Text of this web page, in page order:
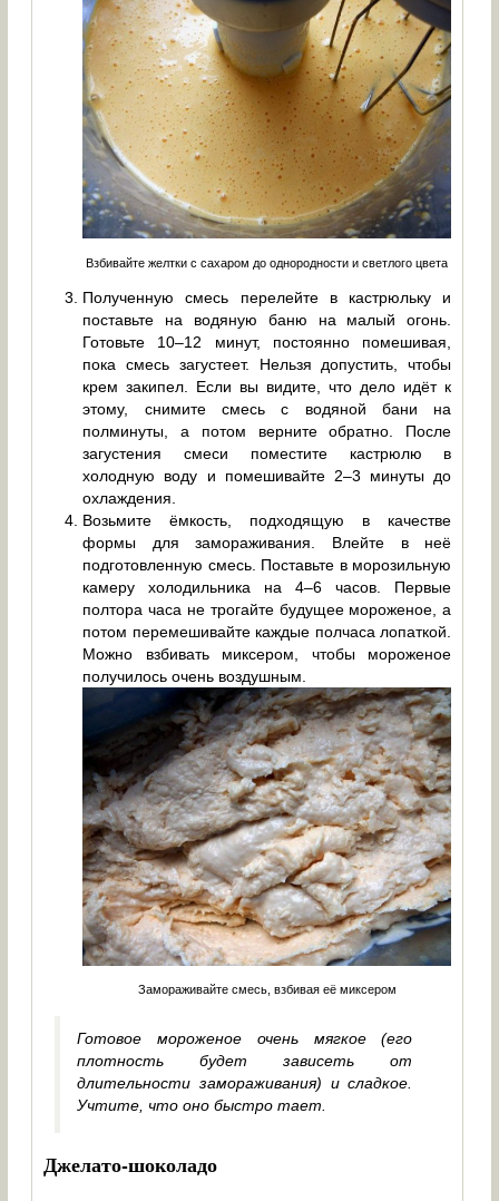
Взбивайте желтки с сахаром до однородности и светлого цвета
Полученную смесь перелейте в кастрюльку и
поставьте на водяную баню на малый огонь.
Готовьте 10–12 минут, постоянно помешивая,
пока смесь загустеет. Нельзя допустить, чтобы
крем закипел. Если вы видите, что дело идёт к
этому, снимите смесь с водяной бани на
полминуты, а потом верните обратно. После
загустения смеси поместите кастрюлю в
холодную воду и помешивайте 2–3 минуты до
охлаждения.
Возьмите ёмкость, подходящую в качестве
формы для замораживания. Влейте в неё
подготовленную смесь. Поставьте в морозильную
камеру холодильника на 4–6 часов. Первые
полтора часа не трогайте будущее мороженое, а
потом перемешивайте каждые полчаса лопаткой.
Можно взбивать миксером, чтобы мороженое
получилось очень воздушным.
Замораживайте смесь, взбивая её миксером
Готовое мороженое очень мягкое (его
плотность будет зависеть от
длительности замораживания) и сладкое.
Учтите, что оно быстро тает.
Джелато-шоколадо